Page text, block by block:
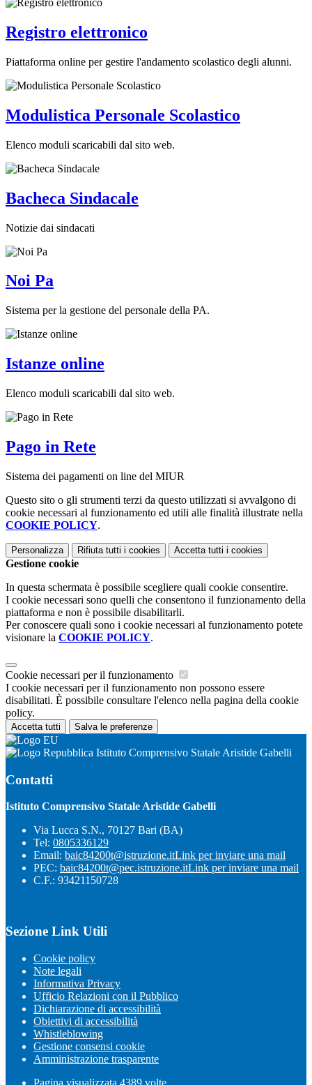
Registro elettronico
Piattaforma online per gestire l'andamento scolastico degli alunni.
Modulistica Personale Scolastico
Elenco moduli scaricabili dal sito web.
Bacheca Sindacale
Notizie dai sindacati
Noi Pa
Sistema per la gestione del personale della PA.
Istanze online
Elenco moduli scaricabili dal sito web.
Pago in Rete
Sistema dei pagamenti on line del MIUR
Questo sito o gli strumenti terzi da questo utilizzati si avvalgono di
cookie necessari al funzionamento ed utili alle finalità illustrate nella
COOKIE POLICY.
Personalizza Rifiuta tutti i cookies Accetta tutti i cookies
Gestione cookie
In questa schermata è possibile scegliere quali cookie consentire.
I cookie necessari sono quelli che consentono il funzionamento della
piattaforma e non è possibile disabilitarli.
Per conoscere quali sono i cookie necessari al funzionamento potete
visionare la COOKIE POLICY.
Cookie necessari per il funzionamento
I cookie necessari per il funzionamento non possono essere
disabilitati. È possibile consultare l'elenco nella pagina della cookie
policy.
Accetta tutti Salva le preferenze
Istituto Comprensivo Statale Aristide Gabelli
Contatti
Istituto Comprensivo Statale Aristide Gabelli
Via Lucca S.N., 70127 Bari (BA)
Tel: 0805336129
Email: baic84200t@istruzione.itLink per inviare una mail
PEC: baic84200t@pec.istruzione.itLink per inviare una mail
C.F.: 93421150728
Sezione Link Utili
Cookie policy
Note legali
Informativa Privacy
Ufficio Relazioni con il Pubblico
Dichiarazione di accessibilità
Obiettivi di accessibilità
Whistleblowing
Gestione consensi cookie
Amministrazione trasparente
Pagina visualizzata 4389 volte